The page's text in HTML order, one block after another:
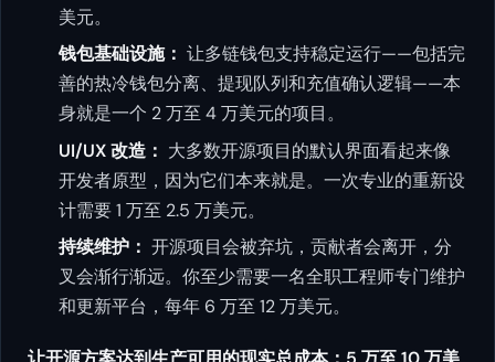
美元。
钱包基础设施： 让多链钱包支持稳定运行——包括完
善的热冷钱包分离、提现队列和充值确认逻辑——本
身就是一个 2 万至 4 万美元的项目。
UI/UX 改造： 大多数开源项目的默认界面看起来像
开发者原型，因为它们本来就是。一次专业的重新设
计需要 1 万至 2.5 万美元。
持续维护： 开源项目会被弃坑，贡献者会离开，分
叉会渐行渐远。你至少需要一名全职工程师专门维护
和更新平台，每年 6 万至 12 万美元。